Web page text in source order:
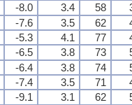
-8.0 3.4 58
-7.6 3.5 62
-5.3 4.1 77
-6.5 3.8 73
-6.4 3.8 74
-7.4 3.5 71
-9.1 3.1 62